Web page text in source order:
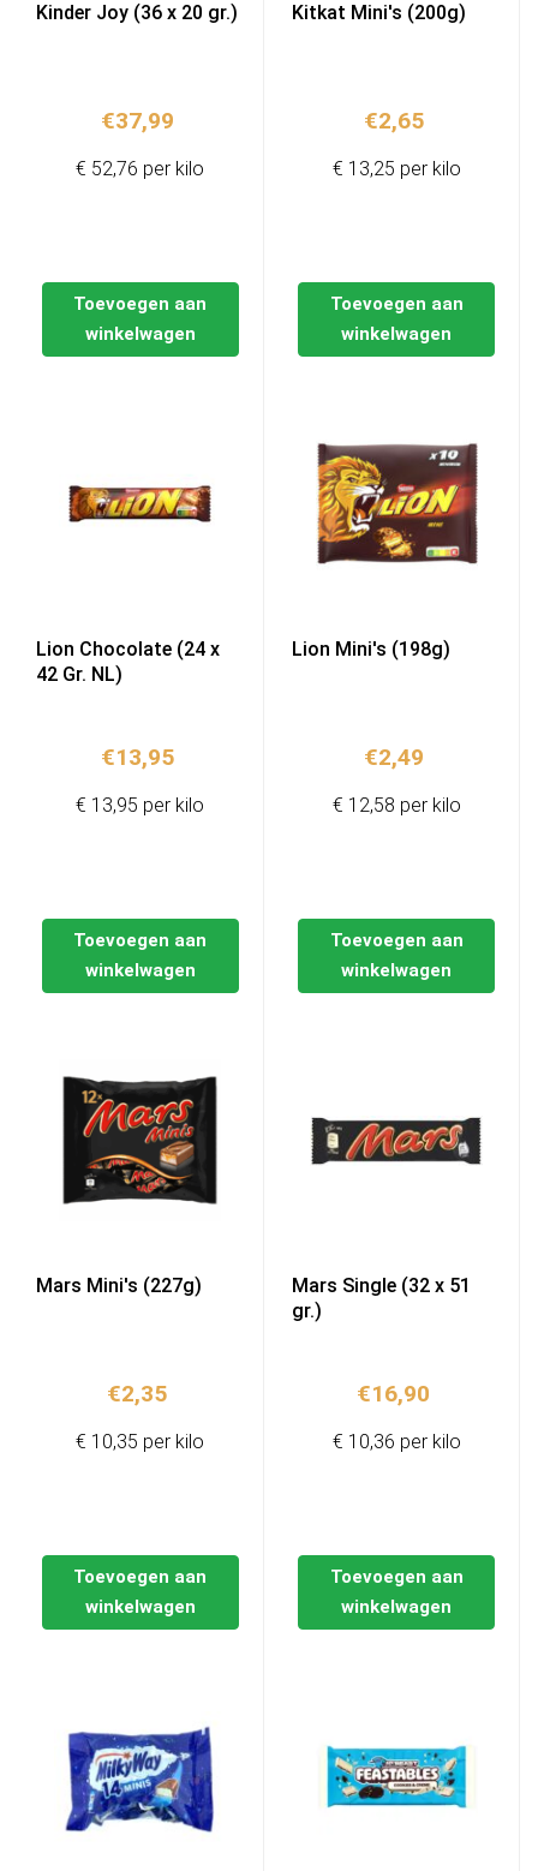
Kinder Joy (36 x 20 gr.)
€37,99
Toevoegen aan
winkelwagen
€ 52,76 per kilo
Kitkat Mini's (200g)
€2,65
Toevoegen aan
winkelwagen
€ 13,25 per kilo
Lion Chocolate (24 x
42 Gr. NL)
€13,95
Toevoegen aan
winkelwagen
€ 13,95 per kilo
Lion Mini's (198g)
€2,49
Toevoegen aan
winkelwagen
€ 12,58 per kilo
Mars Mini's (227g)
€2,35
Toevoegen aan
winkelwagen
€ 10,35 per kilo
Mars Single (32 x 51
gr.)
€16,90
Toevoegen aan
winkelwagen
€ 10,36 per kilo